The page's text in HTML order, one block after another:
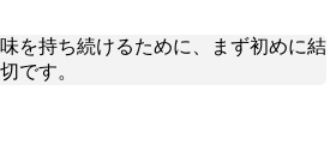
を持ち続けるために、まず初めに結
です。